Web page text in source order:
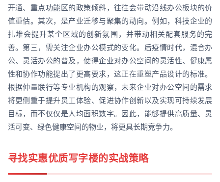
开通、重点功能区的政策倾斜，往往会带动沿线办公板块的价
值重估。其次，是产业迁移与聚集的动向。例如，科技企业的
扎堆会提升某个区域的创新氛围，并带动相关配套服务的完
善。第三，需关注企业办公模式的变化。后疫情时代，混合办
公、灵活办公的普及，使得企业对办公空间的灵活性、健康属
性和协作功能提出了更高要求，这正在重塑产品设计的标准。
根据仲量联行等专业机构的观察，未来企业对办公空间的需求
将更侧重于提升员工体验、促进协作创新以及实现可持续发展
目标，而不仅仅是人均面积数字。因此，能够提供高质量、灵
活可变、绿色健康空间的物业，将更具长期竞争力。
寻找实惠优质写字楼的实战策略